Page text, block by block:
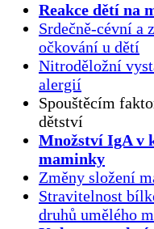
Reakce dětí na
Srdečně-cévní a
očkování u dětí
Nitroděložní
alergií
Spouštěcím
dětství
Množství IgA v
maminky
Změny složení
Stravitelnost
druhů umělého